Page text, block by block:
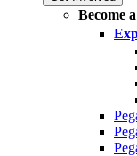
Become